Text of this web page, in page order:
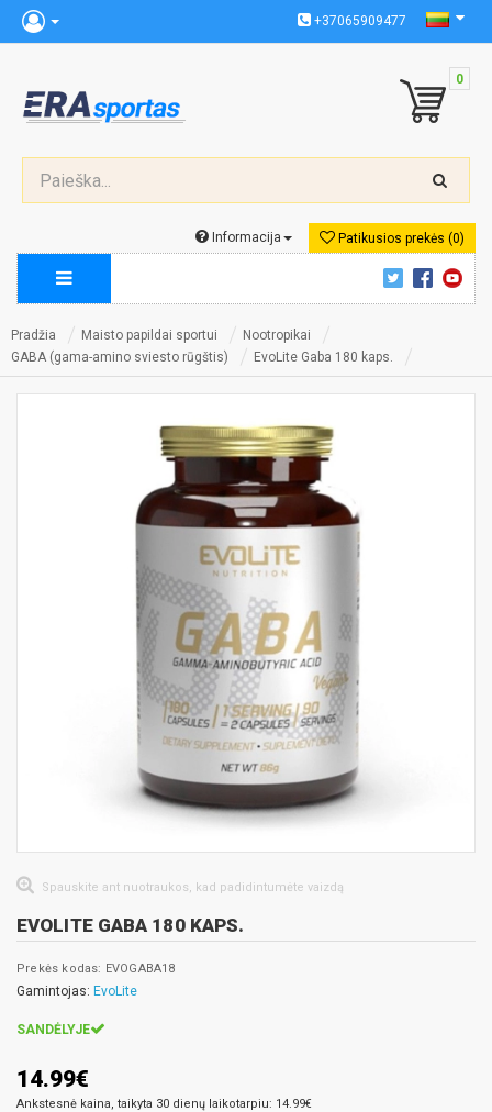
+37065909477
0
Patikusios prekės (0)
Informacija
Pradžia Maisto papildai sportui
Nootropikai
GABA (gama-amino sviesto rūgštis)
EvoLite Gaba 180 kaps.
Spauskite ant nuotraukos, kad padidintumėte vaizdą
EVOLITE GABA 180 KAPS.
Prekės kodas: EVOGABA18
Gamintojas: EvoLite
SANDĖLYJE
14.99€
Ankstesnė kaina, taikyta 30 dienų laikotarpiu: 14.99€